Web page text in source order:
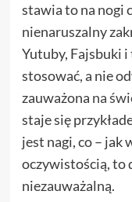
stawia to na nogi
nienaruszalny
Yutuby, Fajsbuki
stosować, a nie
zauważona na
staje się
jest nagi, co – jak
oczywistością, to
niezauważalną.